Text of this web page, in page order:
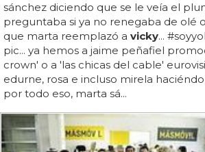
sánchez diciendo que se le veía el
preguntaba si ya no renegaba de olé
que marta reemplazó a vicky...
pic... ya hemos a jaime peñafiel
crown' o a 'las chicas del cable'
edurne, rosa e incluso mirela
por todo eso, marta sá...